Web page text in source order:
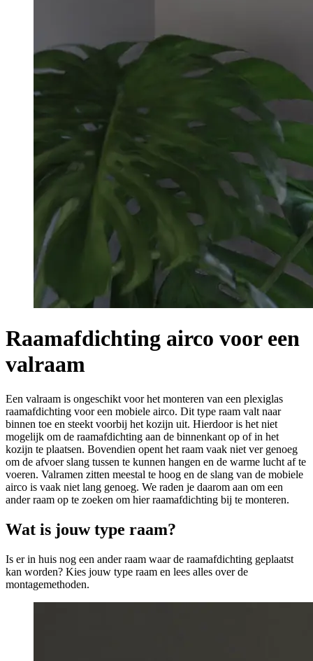
Raamafdichting airco voor een
valraam
Een valraam is ongeschikt voor het monteren van een plexiglas
raamafdichting voor een mobiele airco. Dit type raam valt naar
binnen toe en steekt voorbij het kozijn uit. Hierdoor is het niet
mogelijk om de raamafdichting aan de binnenkant op of in het
kozijn te plaatsen. Bovendien opent het raam vaak niet ver genoeg
om de afvoer slang tussen te kunnen hangen en de warme lucht af te
voeren. Valramen zitten meestal te hoog en de slang van de mobiele
airco is vaak niet lang genoeg. We raden je daarom aan om een
ander raam op te zoeken om hier raamafdichting bij te monteren.
Wat is jouw type raam?
Is er in huis nog een ander raam waar de raamafdichting geplaatst
kan worden? Kies jouw type raam en lees alles over de
montagemethoden.